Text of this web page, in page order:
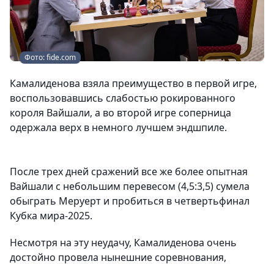
Фото: fide.com
Камалиденова взяла преимущество в первой игре,
воспользовавшись слабостью рокированного
короля Вайшали, а во второй игре соперница
одержала верх в немного лучшем эндшпиле.
После трех дней сражений все же более опытная
Вайшали с небольшим перевесом (4,5:3,5) сумела
обыграть Меруерт и пробиться в четвертьфинал
Кубка мира-2025.
Несмотря на эту неудачу, Камалиденова очень
достойно провела нынешние соревнования,